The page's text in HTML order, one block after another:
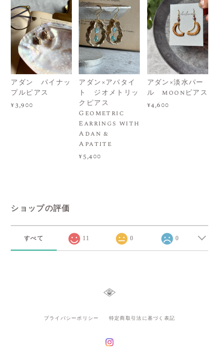
アダン パイナッ
プルピアス
¥3,900
アダン×アパタイ
ト ジオメトリッ
クピアス
Geometric
Earrings with
Adan &
Apatite
¥5,400
アダン×淡水パー
ル moonピアス
¥4,600
ショップの評価
すべて 11 0 0
プライバシーポリシー 特定商取引法に基づく表記